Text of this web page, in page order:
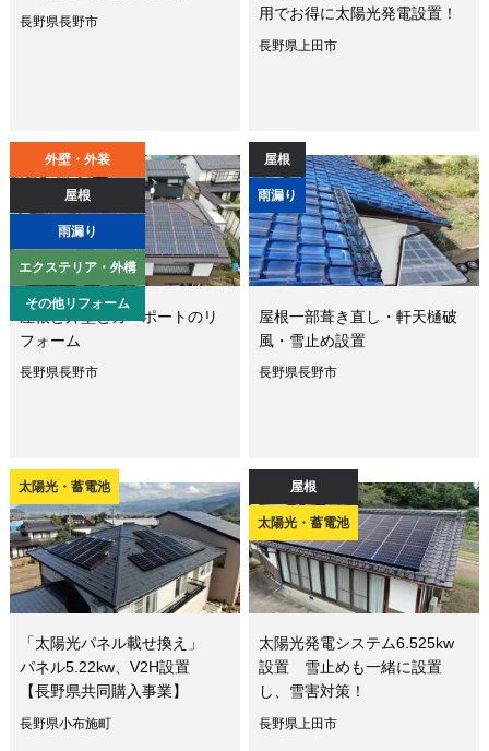
長野県長野市
用でお得に太陽光発電設置！
長野県上田市
外壁・外装
屋根
雨漏り
エクステリア・外構
その他リフォーム
屋根と外壁とカーポートのリ
フォーム
長野県長野市
屋根
雨漏り
屋根一部葺き直し・軒天樋破
風・雪止め設置
長野県長野市
太陽光・蓄電池
「太陽光パネル載せ換え」
パネル5.22kw、V2H設置
【長野県共同購入事業】
長野県小布施町
屋根
太陽光・蓄電池
太陽光発電システム6.525kw
設置 雪止めも一緒に設置
し、雪害対策！
長野県上田市